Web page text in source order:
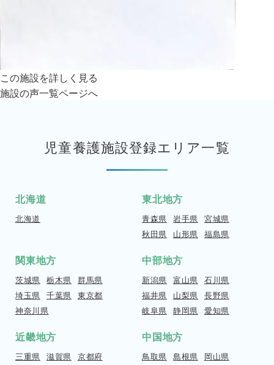
この施設を詳しく見る
施設の声一覧ページへ
児童養護施設登録エリア一覧
北海道
北海道
東北地方
青森県 岩手県 宮城県
秋田県
山形県 福島県
関東地方
茨城県 栃木県 群馬県
埼玉県 千葉県 東京都
神奈川県
中部地方
新潟県 富山県 石川県
福井県
山梨県 長野県
岐阜県 静岡県 愛知県
近畿地方
三重県 滋賀県 京都府
中国地方
鳥取県 島根県
岡山県